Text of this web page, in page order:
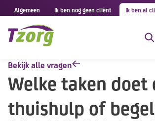
Algemeen Ik ben nog geen cliënt Ik ben al
Bekijk alle vragen
Welke taken doet
thuishulp of